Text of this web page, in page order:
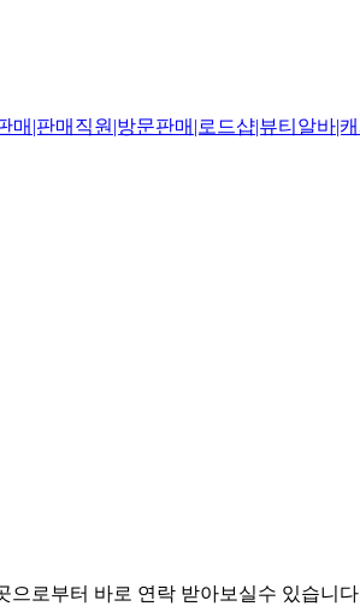
로부터 바로 연락 받아보실수 있습니다